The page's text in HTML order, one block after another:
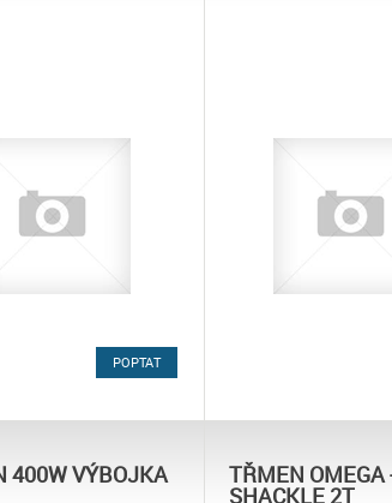
POPTAT
400W VÝBOJKA TŘMEN OMEGA
SHACKLE 2T